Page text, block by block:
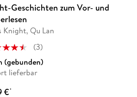
Geschichten zum Vor- und
Knight, Qu Lan
(3)
(gebunden)
lieferbar
€*